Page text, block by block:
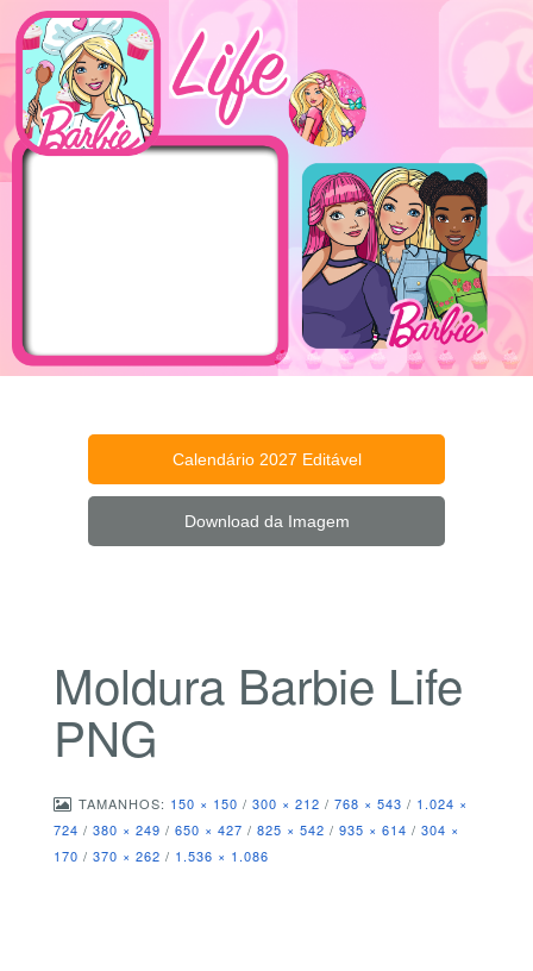
Calendário 2027 Editável
Download da Imagem
Moldura Barbie Life
PNG
TAMANHOS: 150 × 150 / 300 × 212 / 768 × 543 / 1.024 ×
724 / 380 × 249 / 650 × 427 / 825 × 542 / 935 × 614 / 304 ×
170 / 370 × 262 / 1.536 × 1.086